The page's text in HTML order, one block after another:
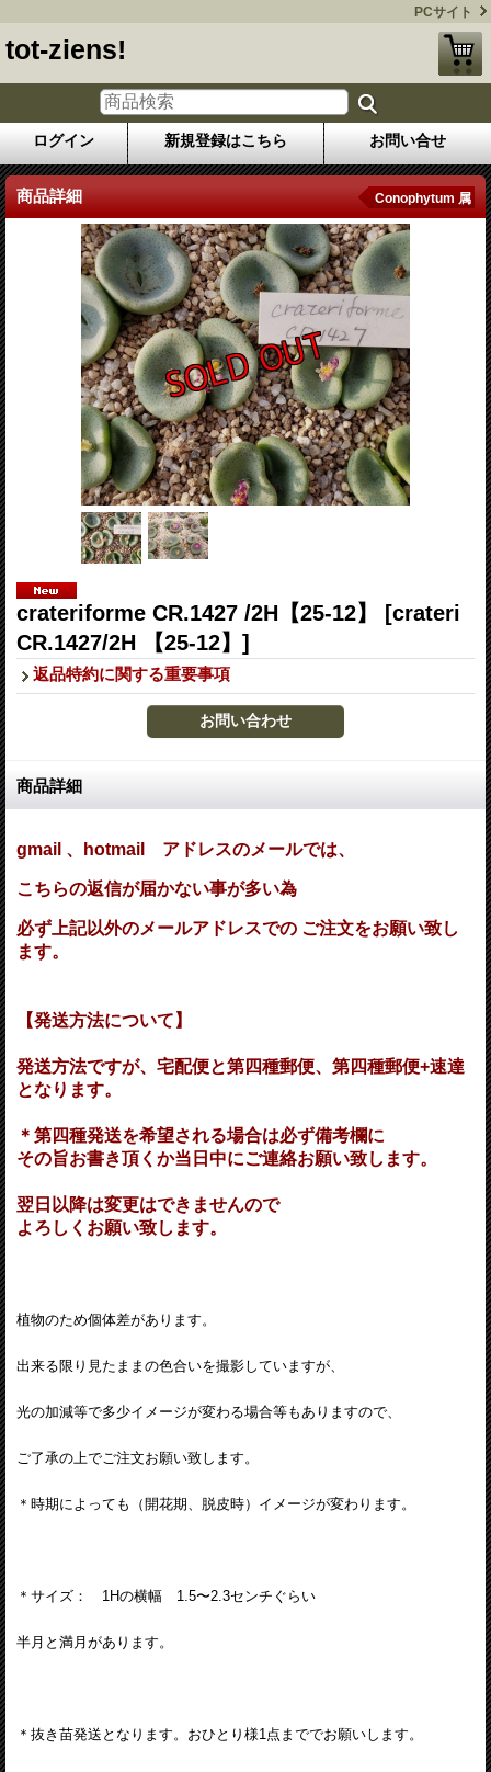
PCサイト
tot-ziens!
ログイン 新規登録はこちら お問い合せ
商品詳細 Conophytum 属
crateriforme CR.1427 /2H【25-12】 [crateri
CR.1427/2H 【25-12】]
返品特約に関する重要事項
商品詳細
gmail 、hotmail アドレスのメールでは、
こちらの返信が届かない事が多い為
必ず上記以外のメールアドレスでの ご注文をお願い致し
ます。
【発送方法について】
発送方法ですが、宅配便と第四種郵便、第四種郵便+速達
となります。
＊第四種発送を希望される場合は必ず備考欄に
その旨お書き頂くか当日中にご連絡お願い致します。
翌日以降は変更はできませんので
よろしくお願い致します。
植物のため個体差があります。
出来る限り見たままの色合いを撮影していますが、
光の加減等で多少イメージが変わる場合等もありますので、
ご了承の上でご注文お願い致します。
＊時期によっても（開花期、脱皮時）イメージが変わります。
＊サイズ： 1Hの横幅 1.5〜2.3センチぐらい
半月と満月があります。
＊抜き苗発送となります。おひとり様1点まででお願いします。